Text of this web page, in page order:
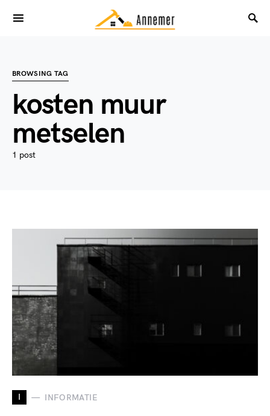
BROWSING TAG
kosten muur
metselen
1 post
I INFORMATIE